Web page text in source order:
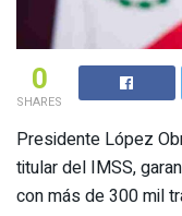
0
SHARES
Presidente López
titular del IMSS,
con más de 300 mil